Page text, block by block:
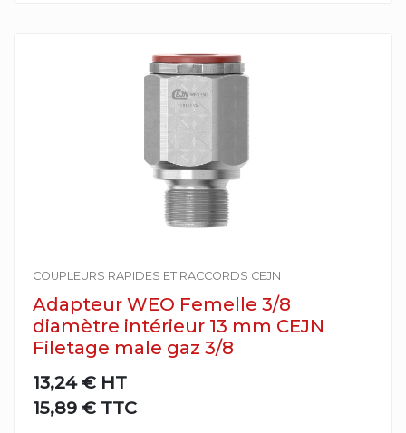
COUPLEURS RAPIDES ET RACCORDS CEJN
Adapteur WEO Femelle 3/8
diamètre intérieur 13 mm CEJN
Filetage male gaz 3/8
13,24 € HT
15,89 € TTC